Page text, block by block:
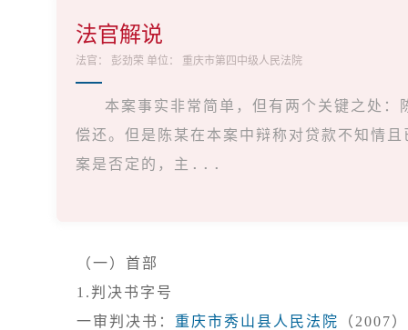
法官解说
法官： 彭劲荣 单位： 重庆市第四中级人民法院
本案事实非常简单，但有两个关键之处
偿还。但是陈某在本案中辩称对贷款不知情
案是否定的，主...
（一）首部
1.判决书字号
一审判决书： 重庆市秀山县人民法院
（2007